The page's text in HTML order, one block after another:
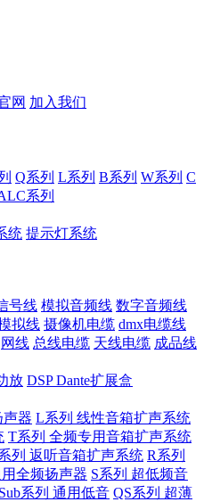
网 加入我们
Q系列 L系列 B系列 W系列 C
系列
统 提示灯系统
号线 模拟音频线 数字音频线
拟线 摄像机电缆 dmx电缆线
网线 总线电缆 天线电缆 成品线
放 DSP Dante扩展盒
声器 L系列 线性音箱扩声系统
T系列 全频专用音箱扩声系统
列 返听音箱扩声系统 R系列
全频扬声器 S系列 超低频音
系列 通用低音 QS系列 超薄